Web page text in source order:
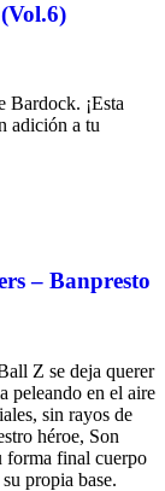
Bardock. ¡Esta
adición a tu
– Banpresto
Z se deja querer
peleando en el aire
sin rayos de
héroe, Son
forma final cuerpo
propia base.